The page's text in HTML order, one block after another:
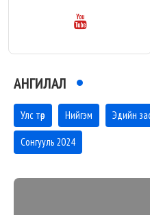
АНГИЛАЛ
Улс төр Нийгэм Эдийн
Сонгууль 2024